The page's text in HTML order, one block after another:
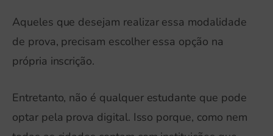
Aqueles que desejam realizar essa modalidade
de prova, precisam escolher essa opção na
própria inscrição.
Entretanto, não é qualquer estudante que pode
optar pela prova digital. Isso porque, como nem